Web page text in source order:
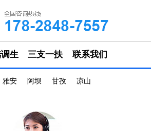
生 三支一扶 联系我们
雅安 阿坝 甘孜 凉山